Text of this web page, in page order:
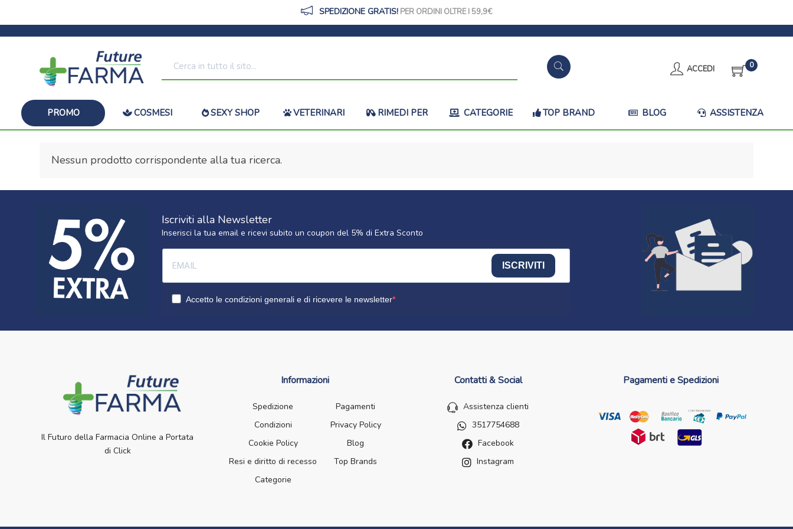
SPEDIZIONE GRATIS! PER ORDINI OLTRE I 59,9
ACCEDI 0
PROMO COSMESI SEXY SHOP VETERINARI RIMEDI PER CATEGORIE TOP BRAND BLOG ASSISTENZA
Nessun prodotto corrispondente alla tua ricerca.
Iscriviti alla Newsletter
Inserisci la tua email e ricevi subito un coupon del 5% di Extra Sconto
ISCRIVITI
Accetto le condizioni generali e di ricevere le newsletter
Il Futuro della Farmacia Online a Portata
di Click
Informazioni
Spedizione
Pagamenti
Condizioni
Privacy Policy
Cookie Policy
Blog
Resi e diritto di recesso
Top Brands
Categorie
Contatti & Social
Assistenza clienti
3517754688
Facebook
Instagram
Pagamenti e Spedizioni